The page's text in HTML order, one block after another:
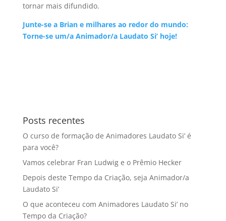
tornar mais difundido.
Junte-se a Brian e milhares ao redor do mundo:
Torne-se um/a Animador/a Laudato Si’ hoje!
Posts recentes
O curso de formação de Animadores Laudato Si’ é
para você?
Vamos celebrar Fran Ludwig e o Prêmio Hecker
Depois deste Tempo da Criação, seja Animador/a
Laudato Si’
O que aconteceu com Animadores Laudato Si’ no
Tempo da Criação?